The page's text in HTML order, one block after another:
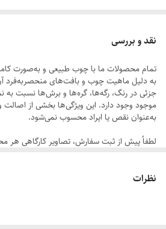
دکوراسیون چندوجهی: سبک میسیون به‌خاطر
سبک‌های مختلف از کلاسیک گرفته تا مدرن
نقطه کانونی اتاق می‌گردد.
گلدان کوچک را روی سطح خود فراهم می‌کند،
باشند، ایده‌آل است.
نقد و بررسی
تمام محصولات ما با چوب طبیعی و به‌صورت
به دلیل ماهیت چوب و بافت‌های منحصر‌به‌فرد
جزئی در رنگ، رگه‌ها، گره‌ها و برش‌ها نسبت به
موجود وجود دارد. این ویژگی‌ها بخشی از
به‌عنوان نقص یا ایراد محسوب نمی‌شود.
لطفاً پیش از ثبت سفارش، تصاویر کارگاهی هر
نظرات